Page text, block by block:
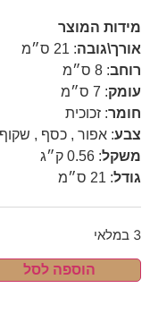
מידות המוצר
אורך\גובה: 21 ס״מ
רוחב: 8 ס״מ
עומק: 7 ס״מ
חומר: זכוכית
צבע: אפור , כסף , שקוף
משקל: 0.56 ק״ג
גודל: 21 ס״מ
3 במלאי
הוספה לסל